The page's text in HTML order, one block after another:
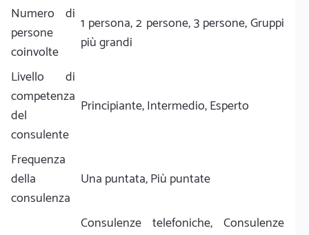
Numero di
persone
coinvolte
1 persona, 2 persone, 3 persone, Gruppi
più grandi
Livello di
competenza
del
consulente
Principiante, Intermedio, Esperto
Frequenza
della
consulenza
Una puntata, Più puntate
Consulenze telefoniche, Consulenze